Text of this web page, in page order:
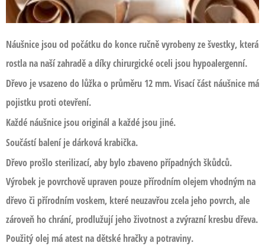
Náušnice jsou od počátku do konce ručně vyrobeny ze švestky, která
rostla na naší zahradě a díky chirurgické oceli jsou hypoalergenní.
Dřevo je vsazeno do lůžka o průměru 12 mm. Visací část náušnice má
pojistku proti otevření.
Každé náušnice jsou originál a každé jsou jiné.
Součástí balení je dárková krabička.
Dřevo prošlo sterilizací, aby bylo zbaveno případných škůdců.
Výrobek je povrchově upraven pouze přírodním olejem vhodným na
dřevo či přírodním voskem, které neuzavřou zcela jeho povrch, ale
zároveň ho chrání, prodlužují jeho životnost a zvýrazní kresbu dřeva.
Použitý olej má atest na dětské hračky a potraviny.